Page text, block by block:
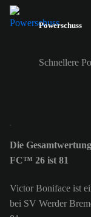
Powerschuss
Schnellere
Die
FC™ 26 ist 81
Victor Boniface ist
bei SV Werder